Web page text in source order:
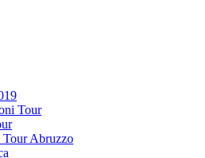
Tour
Abruzzo